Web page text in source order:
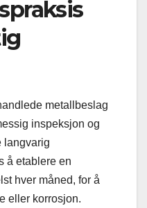
metallbeslag
inspeksjon og
langvarig
å etablere en
hver måned, for å
eller korrosjon.